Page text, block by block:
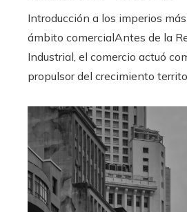
Introducción a los imperios
ámbito comercialAntes de la
Industrial, el comercio actuó
propulsor del crecimiento